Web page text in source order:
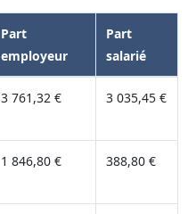
Part
employeur
Part
salarié
3 761,32 € 3 035,45 €
1 846,80 € 388,80 €